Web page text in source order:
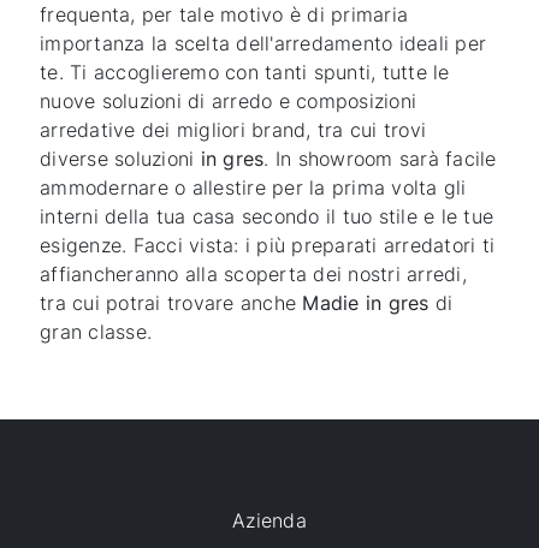
frequenta, per tale motivo è di primaria
importanza la scelta dell'arredamento ideali per
te. Ti accoglieremo con tanti spunti, tutte le
nuove soluzioni di arredo e composizioni
arredative dei migliori brand, tra cui trovi
diverse soluzioni in gres. In showroom sarà facile
ammodernare o allestire per la prima volta gli
interni della tua casa secondo il tuo stile e le tue
esigenze. Facci vista: i più preparati arredatori ti
affiancheranno alla scoperta dei nostri arredi,
tra cui potrai trovare anche Madie in gres di
gran classe.
Azienda